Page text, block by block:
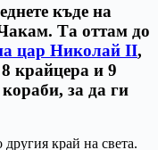
къде на
Та оттам до
цар Николай II,
крайцера и 9
за да ги